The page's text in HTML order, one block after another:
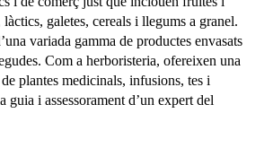
làctics, galetes, cereals i llegums a granel.
variada gamma de productes envasats
Com a herboristeria, ofereixen una
plantes medicinals, infusions, tes i
guia i assessorament d’un expert del